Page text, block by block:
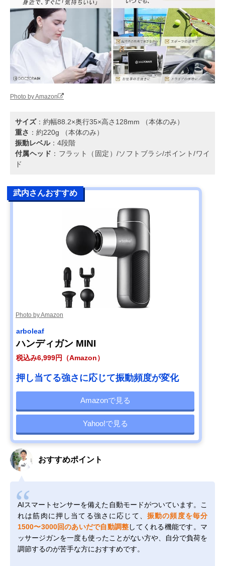
Photo by Amazon
サイズ：約幅88.2×奥行35×高さ128mm （本体のみ）
重さ ：約220g （本体のみ）
振動レベル：4段階
付属ヘッド ：フラット（固定）/ソフトブラシ/ポイント/ワイ
ド
武内さんおすすめ
Photo by Amazon
arboleaf
ハンディガン MINI
税込み6,999円（Amazon）
押し当てる強さに応じて振動頻度が変化
Amazonで見る
Yahoo!で見る
おすすめポイント
AIスマートセンサーを備えた自動モードがついています。こ
れは筋肉に押し当てる強さに応じて、 振動の頻度を毎分
1500〜3000回のあいだで自動調整してくれる機能です。マ
ッサージガンを一度も使ったことがない方や、自分で負荷を
調節するのが苦手な方におすすめです。